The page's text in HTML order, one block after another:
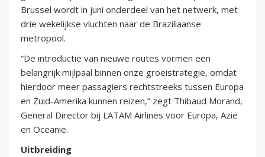
Brussel wordt in juni onderdeel van het netwerk, met
drie wekelijkse vluchten naar de Braziliaanse
metropool.
“De introductie van nieuwe routes vormen een
belangrijk mijlpaal binnen onze groeistrategie, omdat
hierdoor meer passagiers rechtstreeks tussen Europa
en Zuid-Amerika kunnen reizen,” zegt Thibaud Morand,
General Director bij LATAM Airlines voor Europa, Azië
en Oceanië.
Uitbreiding